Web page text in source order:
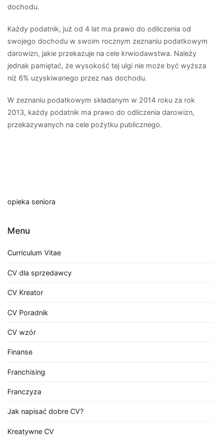
dochodu.
Każdy podatnik, już od 4 lat ma prawo do odliczenia od
swojego dochodu w swoim rocznym zeznaniu podatkowym
darowizn, jakie przekazuje na cele krwiodawstwa. Należy
jednak pamiętać, że wysokość tej ulgi nie może być wyższa
niż 6% uzyskiwanego przez nas dochodu.
W zeznaniu podatkowym składanym w 2014 roku za rok
2013, każdy podatnik ma prawo do odliczenia darowizn,
przekazywanych na cele pożytku publicznego.
opieka seniora
Menu
Curriculum Vitae
CV dla sprzedawcy
CV Kreator
CV Poradnik
CV wzór
Finanse
Franchising
Franczyza
Jak napisać dobre CV?
Kreatywne CV